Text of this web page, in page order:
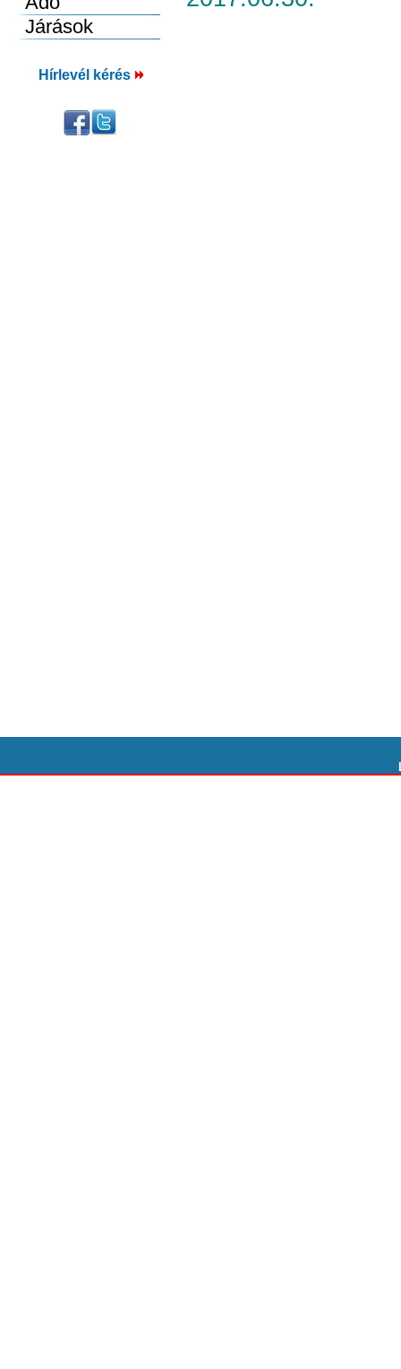
Hírlevél kérés